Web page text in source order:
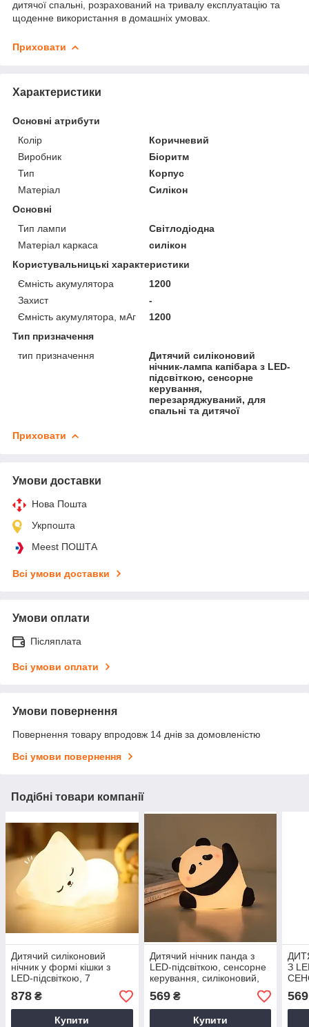
дитячої спальні, розрахований на тривалу експлуатацію та
щоденне використання в домашніх умовах.
Приховати
Характеристики
Основні атрибути
Колір
Коричневий
Виробник
Біоритм
Тип
Корпус
Матеріал
Силікон
Основні
Тип лампи
Світлодіодна
Матеріал каркаса
силікон
Користувальницькі характеристики
Ємність акумулятора
1200
Захист
-
Ємність акумулятора, мАг
1200
Тип призначення
тип призначення
Дитячий силіконовий
нічник-лампа капібара з LED-
підсвіткою, сенсорне
керування,
перезаряджуваний, для
спальні та дитячої
Приховати
Умови доставки
Нова Пошта
Укрпошта
Meest ПОШТА
Всі умови доставки
Умови оплати
Післяплата
Всі умови оплати
Умови повернення
Повернення товару впродовж 14 днів за домовленістю
Всі умови повернення
Подібні товари компанії
Дитячий силіконовий
нічник у формі кішки з
LED-підсвіткою, 7
кольорів, USB-зарядка,
декор для дитячої кімнати
878 ₴
Купити
Дитячий нічник панда з
LED-підсвіткою, сенсорне
керування, силіконовий,
приліжкова лампа для
спальні
569₴
Купити
З
ДЛЯ
569